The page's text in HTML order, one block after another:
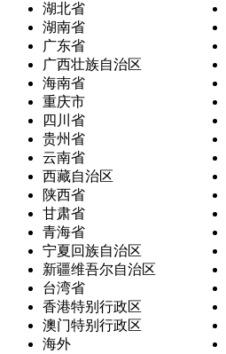
湖北省
湖南省
广东省
广西壮族自治区
海南省
重庆市
四川省
贵州省
云南省
西藏自治区
陕西省
甘肃省
青海省
宁夏回族自治区
新疆维吾尔自治区
台湾省
香港特别行政区
澳门特别行政区
海外